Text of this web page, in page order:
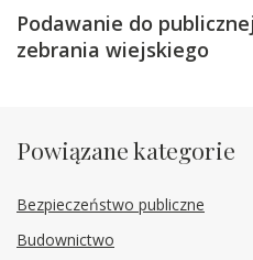
Podawanie do
zebrania wiejskiego
Powiązane kategorie
Bezpieczeństwo publiczne
Budownictwo